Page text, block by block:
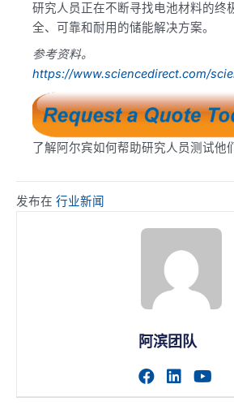
研究人员正在不断寻找电池材料的终
全、可靠和耐用的储能解决方案。
参考资料。
https://www.sciencedirect.com/
了解阿尔宾如何帮助研究人员测试他
发布在 行业新闻
阿滨团队
访问作者
访问